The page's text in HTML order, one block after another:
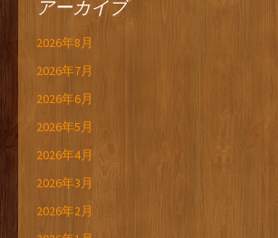
アーカイブ
2026年8月
2026年7月
2026年6月
2026年5月
2026年4月
2026年3月
2026年2月